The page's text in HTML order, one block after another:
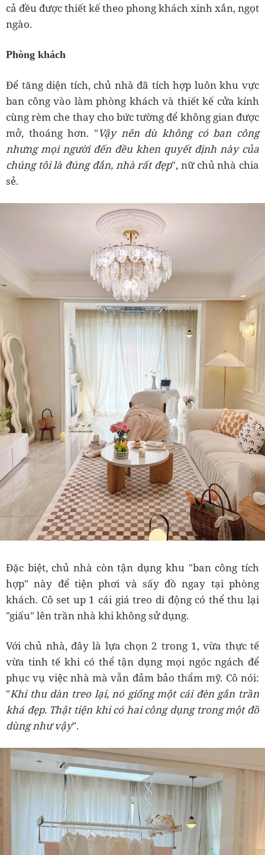
cả đều được thiết kế theo phong khách xinh xắn, ngọt
ngào.
Phòng khách
Để tăng diện tích, chủ nhà đã tích hợp luôn khu vực
ban công vào làm phòng khách và thiết kế cửa kính
cùng rèm che thay cho bức tường để không gian được
mở, thoáng hơn. "Vậy nên dù không có ban công
nhưng mọi người đến đều khen quyết định này của
chúng tôi là đúng đắn, nhà rất đẹp", nữ chủ nhà chia
sẻ.
Đặc biệt, chủ nhà còn tận dụng khu "ban công tích
hợp" này để tiện phơi và sấy đồ ngay tại phòng
khách. Cô set up 1 cái giá treo di động có thể thu lại
"giấu" lên trần nhà khi không sử dụng.
Với chủ nhà, đây là lựa chọn 2 trong 1, vừa thực tế
vừa tinh tế khi có thể tận dụng mọi ngóc ngách để
phục vụ việc nhà mà vẫn đảm bảo thẩm mỹ. Cô nói:
"Khi thu dàn treo lại, nó giống một cái đèn gắn trần
khá đẹp. Thật tiện khi có hai công dụng trong một đồ
dùng như vậy".